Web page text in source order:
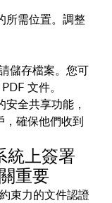
所需位置。調整
儲存檔案。您可
文件。
全共享功能，
，確保他們收到
上簽署
重要
束力的文件認證